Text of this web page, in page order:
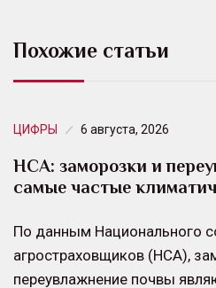
Похожие статьи
ЦИФРЫ 6 августа, 2026
НСА: заморозки и
самые частые
По данным Национального
агростраховщиков (НСА),
переувлажнение почвы